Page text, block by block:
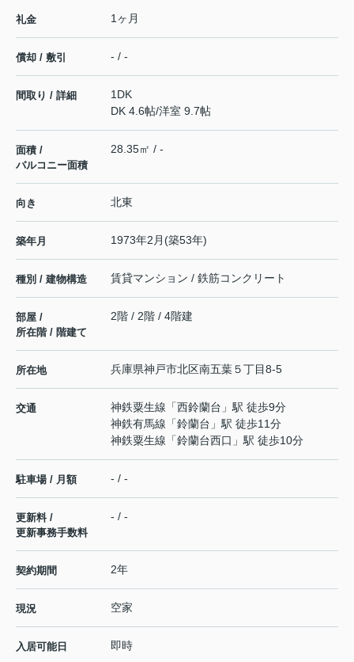
礼金 1ヶ月
償却 / 敷引 - / -
間取り / 詳細
1DK
DK 4.6帖/洋室 9.7帖
面積 /
バルコニー面積
28.35㎡ / -
向き 北東
築年月 1973年2月(築53年)
種別 / 建物構造 賃貸マンション / 鉄筋コンクリート
部屋 /
所在階 / 階建て
2階 / 2階 / 4階建
所在地 兵庫県神戸市北区南五葉５丁目8-5
交通 神鉄粟生線 「西鈴蘭台 」駅 徒歩9分
神鉄有馬線 「鈴蘭台 」駅 徒歩11分
神鉄粟生線 「鈴蘭台西口 」駅 徒歩10分
駐車場 / 月額 - / -
更新料 /
更新事務手数料
- / -
契約期間 2年
現況 空家
入居可能日 即時